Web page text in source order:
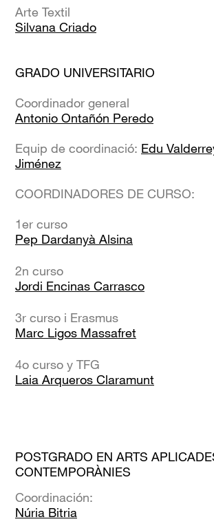
Arte Textil
Silvana Criado
GRADO UNIVERSITARIO
Coordinador general
Antonio Ontañón Peredo
Equip de coordinació: Edu
Jiménez
COORDINADORES DE CURSO:
1er curso
Pep Dardanyà Alsina
2n curso
Jordi Encinas Carrasco
3r curso i Erasmus
Marc Ligos Massafret
4o curso y TFG
Laia Arqueros Claramunt
POSTGRADO EN ARTS
CONTEMPORÀNIES
Coordinación:
Núria Bitria